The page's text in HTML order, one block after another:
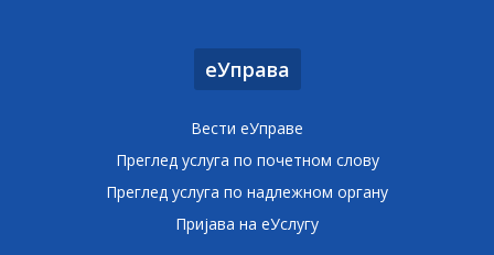
еУправа
Вести еУправе
Преглед услуга по почетном слову
Преглед услуга по надлежном органу
Пријава на еУслугу